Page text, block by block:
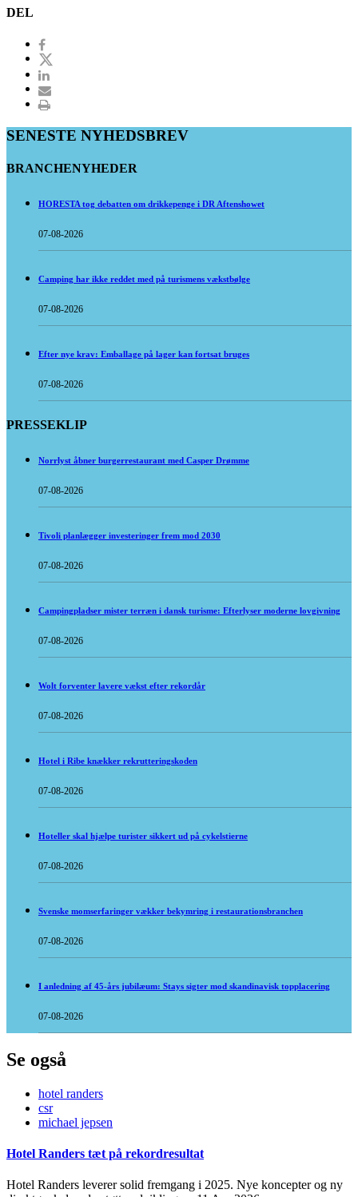
DEL
SENESTE NYHEDSBREV
BRANCHENYHEDER
HORESTA tog debatten om drikkepenge i DR Aftenshowet
07-08-2026
Camping har ikke reddet med på turismens vækstbølge
07-08-2026
Efter nye krav: Emballage på lager kan fortsat bruges
07-08-2026
PRESSEKLIP
Norrlyst åbner burgerrestaurant med Casper Drømme
07-08-2026
Tivoli planlægger investeringer frem mod 2030
07-08-2026
Campingpladser mister terræn i dansk turisme: Efterlyser moderne lovgivning
07-08-2026
Wolt forventer lavere vækst efter rekordår
07-08-2026
Hotel i Ribe knækker rekrutteringskoden
07-08-2026
Hoteller skal hjælpe turister sikkert ud på cykelstierne
07-08-2026
Svenske momserfaringer vækker bekymring i restaurationsbranchen
07-08-2026
I anledning af 45-års jubilæum: Stays sigter mod skandinavisk topplacering
07-08-2026
Se også
hotel randers
csr
michael jepsen
Hotel Randers tæt på rekordresultat
Hotel Randers leverer solid fremgang i 2025. Nye koncepter og ny